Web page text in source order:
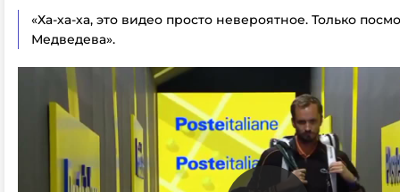
«Ха-ха-ха, это видео просто невероятное. Только
Медведева».